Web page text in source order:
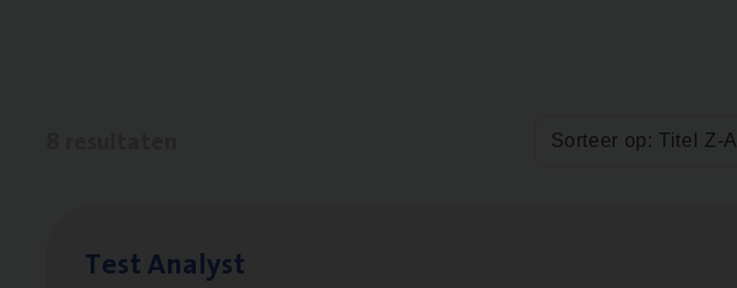
Sorteer op: Titel Z-A
Test Ana­lyst